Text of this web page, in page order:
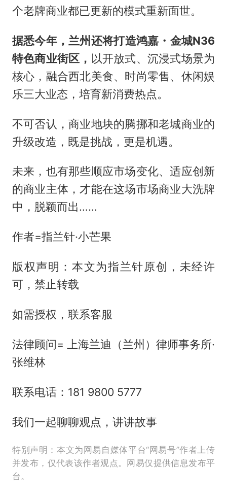
个老牌商业都已更新的模式重新面世。
据悉今年，兰州还将打造鸿嘉・金城N36
特色商业街区， 以开放式、沉浸式场景为
核心，融合西北美食、时尚零售、休闲娱
乐三大业态，培育新消费热点。
不可否认，商业地块的腾挪和老城商业的
升级改造，既是挑战，更是机遇。
未来，也有那些顺应市场变化、适应创新
的商业主体，才能在这场市场商业大洗牌
中，脱颖而出……
作者=指兰针·小芒果
版权声明：本文为指兰针原创，未经许
可，禁止转载
如需授权，联系客服
法律顾问= 上海兰迪（兰州）律师事务所·
张维林
联系电话：181 9800 5777
我们一起聊聊观点，讲讲故事
特别声明：本文为网易自媒体平台“网易号”作者上传
并发布，仅代表该作者观点。网易仅提供信息发布平
台。